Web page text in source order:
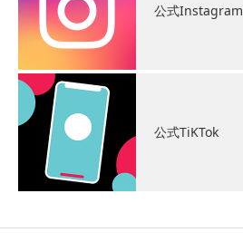
公式Instagram
公式TiKTok